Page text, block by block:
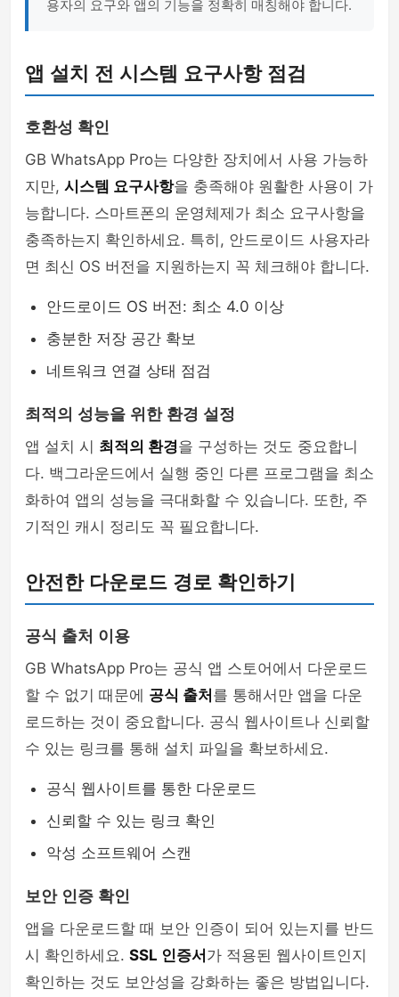
용자의 요구와 앱의 기능을 정확히 매칭해야 합니다.
앱 설치 전 시스템 요구사항 점검
호환성 확인
GB WhatsApp Pro는 다양한 장치에서 사용 가능하
지만, 시스템 요구사항을 충족해야 원활한 사용이 가
능합니다. 스마트폰의 운영체제가 최소 요구사항을
충족하는지 확인하세요. 특히, 안드로이드 사용자라
면 최신 OS 버전을 지원하는지 꼭 체크해야 합니다.
안드로이드 OS 버전: 최소 4.0 이상
충분한 저장 공간 확보
네트워크 연결 상태 점검
최적의 성능을 위한 환경 설정
앱 설치 시 최적의 환경을 구성하는 것도 중요합니
다. 백그라운드에서 실행 중인 다른 프로그램을 최소
화하여 앱의 성능을 극대화할 수 있습니다. 또한, 주
기적인 캐시 정리도 꼭 필요합니다.
안전한 다운로드 경로 확인하기
공식 출처 이용
GB WhatsApp Pro는 공식 앱 스토어에서 다운로드
할 수 없기 때문에 공식 출처 를 통해서만 앱을 다운
로드하는 것이 중요합니다. 공식 웹사이트나 신뢰할
수 있는 링크를 통해 설치 파일을 확보하세요.
공식 웹사이트를 통한 다운로드
신뢰할 수 있는 링크 확인
악성 소프트웨어 스캔
보안 인증 확인
앱을 다운로드할 때 보안 인증이 되어 있는지를 반드
시 확인하세요. SSL 인증서 가 적용된 웹사이트인지
확인하는 것도 보안성을 강화하는 좋은 방법입니다.